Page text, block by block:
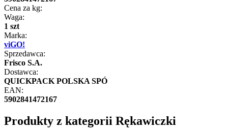
Cena za kg:
Waga:
1 szt
Marka:
viGO!
Sprzedawca:
Frisco S.A.
Dostawca:
QUICKPACK POLSKA SPÓ
EAN:
5902841472167
Produkty z kategorii Rękawiczki